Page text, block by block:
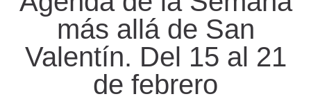
más allá de San
Valentín. Del 15 al 21
de febrero